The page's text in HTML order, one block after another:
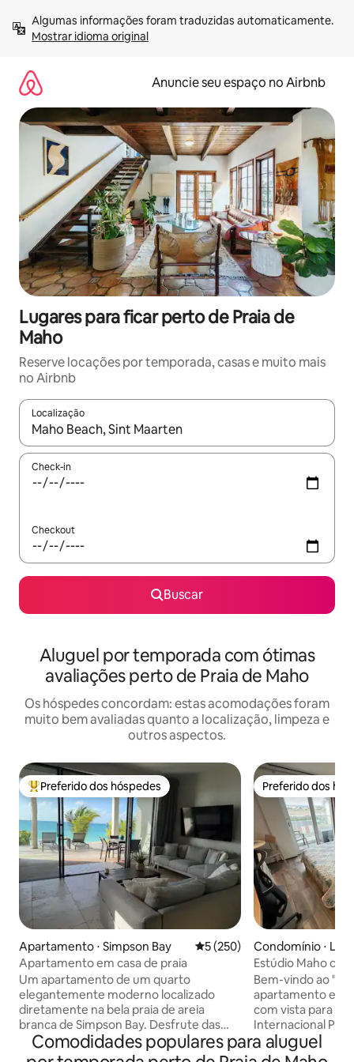
para
Mostrar idioma original
Anuncie seu espaço no Airbnb
Lugares para ficar perto de Praia de
Maho
Reserve locações por temporada, casas e muito mais
no Airbnb
Localização
Quando os resultados estiverem disponíveis, explore-os
Check-in
Checkout
Buscar
Aluguel por temporada com ótimas
avaliações perto de Praia de Maho
Os hóspedes concordam: estas acomodações foram
muito bem avaliadas quanto a localização, limpeza e
outros aspectos.
Entre os melhores preferidos dos hóspedes
Preferido dos hóspedes
Apartamento ⋅ Simpson Bay 5 de uma avaliação média de
5 (250)
Apartamento em casa de praia
Um apartamento de um quarto
elegantemente moderno localizado
diretamente na bela praia de areia
branca de Simpson Bay. Desfrute das
águas cristalinas durante o dia e explore
o charme caribenho da nossa agitada
Preferido dos
Preferido dos
Condomínio ⋅
Estúdio Maho
aeroporto, Wi-Fi
Bem-vindo ao
apartamento
com vista para o
Internacional
praia de Simpson Bay. Esta
em uma
Comodidades populares para aluguel